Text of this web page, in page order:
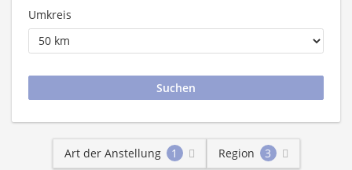
Umkreis
Art der Anstellung 1 Region 3